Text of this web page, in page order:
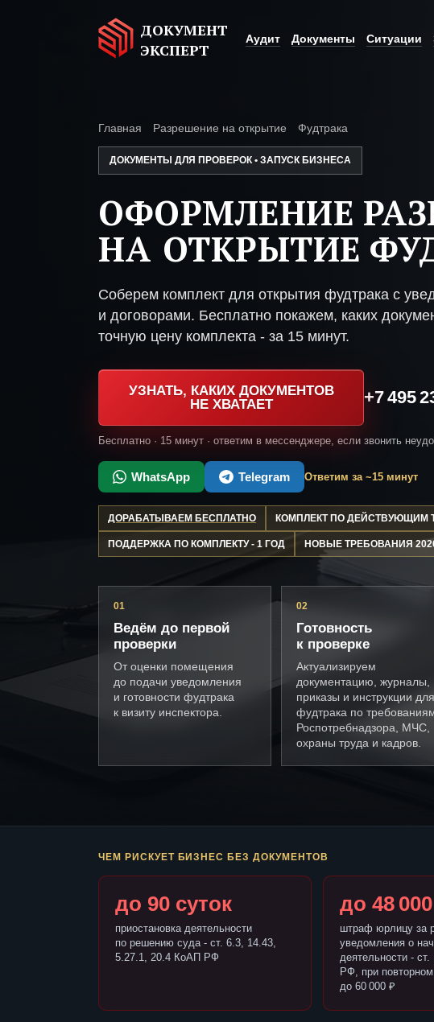
ДОКУМЕНТ
ЭКСПЕРТ
Аудит Документы Ситуации
Главная Разрешение на открытие Фудтрака
ДОКУМЕНТЫ ДЛЯ ПРОВЕРОК • ЗАПУСК БИЗНЕСА
ОФОРМЛЕНИЕ
НА ОТКРЫТИЕ
Соберем комплект для открытия фудтрака с
и договорами. Бесплатно покажем, каких
точную цену комплекта - за 15 минут.
УЗНАТЬ, КАКИХ ДОКУМЕНТОВ
НЕ ХВАТАЕТ
+7 495
Бесплатно · 15 минут · ответим в мессенджере, если звонить
WhatsApp Telegram Ответим за ~15 минут
ДОРАБАТЫВАЕМ БЕСПЛАТНО КОМПЛЕКТ ПО ДЕЙСТВУЮЩИМ
ПОДДЕРЖКА ПО КОМПЛЕКТУ - 1 ГОД НОВЫЕ ТРЕБОВАНИЯ
01
Ведём до первой
проверки
От оценки помещения
до подачи уведомления
и готовности фудтрака
к визиту инспектора.
02
Готовность
к проверке
Актуализируем
документацию, журналы,
приказы и инструкции для
фудтрака по
Роспотребнадзора, МЧС,
охраны труда и кадров.
ЧЕМ РИСКУЕТ БИЗНЕС БЕЗ ДОКУМЕНТОВ
до 90 суток
приостановка деятельности
по решению суда - ст. 6.3, 14.43,
5.27.1, 20.4 КоАП РФ
до 48
штраф юрлицу за
уведомления о
деятельности -
РФ, при
до 60 000 ₽